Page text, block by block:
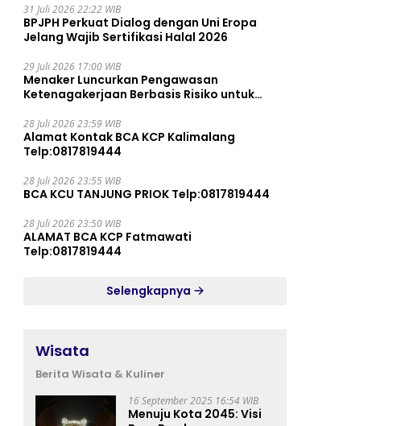
31 Juli 2026 22:22 WIB
BPJPH Perkuat Dialog dengan Uni Eropa
Jelang Wajib Sertifikasi Halal 2026
29 Juli 2026 17:00 WIB
Menaker Luncurkan Pengawasan
Ketenagakerjaan Berbasis Risiko untuk
28 Juli 2026 23:59 WIB
Alamat Kontak BCA KCP Kalimalang
Telp:0817819444
28 Juli 2026 23:55 WIB
BCA KCU TANJUNG PRIOK Telp:0817819444
28 Juli 2026 23:50 WIB
ALAMAT BCA KCP Fatmawati
Telp:0817819444
Selengkapnya
Wisata
Berita Wisata & Kuliner
16 September 2025 16:54 WIB
Menuju Kota 2045: Visi